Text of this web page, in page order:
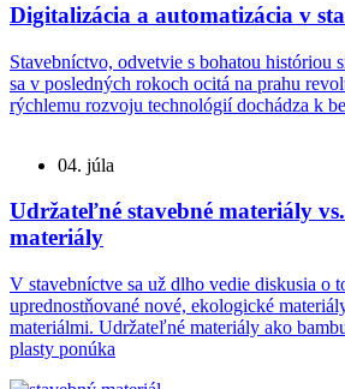
Digitalizácia a automatizácia v
Stavebníctvo, odvetvie s bohatou históriou
sa v posledných rokoch ocitá na prahu
rýchlemu rozvoju technológií dochádza k
04. júla
Udržateľné stavebné materiály
materiály
V stavebníctve sa už dlho vedie diskusia o
uprednostňované nové, ekologické
materiálmi. Udržateľné materiály ako
plasty ponúka